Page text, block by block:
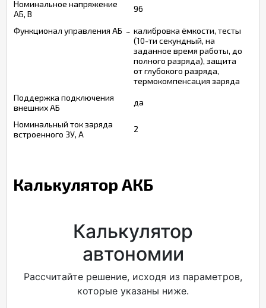
Номинальное напряжение
АБ, В
96
Функционал управления АБ
калибровка ёмкости, тесты
(10-ти секундный, на
заданное время работы, до
полного разряда), защита
от глубокого разряда,
термокомпенсация заряда
Поддержка подключения
внешних АБ
да
Номинальный ток заряда
встроенного ЗУ, А
2
Калькулятор АКБ
Калькулятор
автономии
Рассчитайте решение, исходя из параметров,
которые указаны ниже.